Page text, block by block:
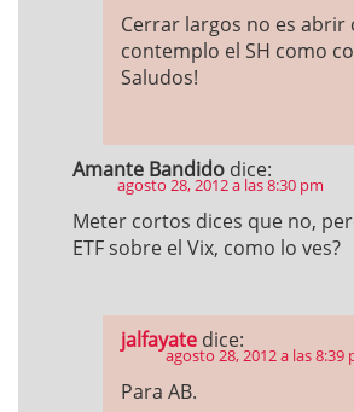
Cerrar largos no es abrir
contemplo el SH como
Saludos!
Amante Bandido dice:
agosto 28, 2012 a las 8:30 pm
Meter cortos dices que no,
ETF sobre el Vix, como lo ves?
jalfayate dice:
agosto 28, 2012 a las 8:39
Para AB.